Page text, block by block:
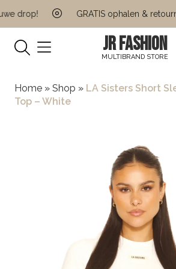
drop! GRATIS ophalen &
JR FASHION
MULTIBRAND STORE
Home » Shop » LA Sisters Short
Top – White